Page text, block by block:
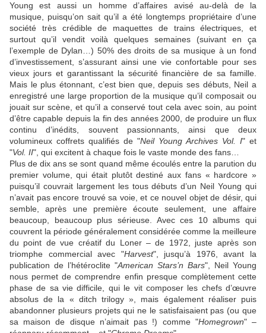
Young est aussi un homme d’affaires avisé au-delà de la
musique, puisqu’on sait qu’il a été longtemps propriétaire d’une
société très crédible de maquettes de trains électriques, et
surtout qu’il vendit voilà quelques semaines (suivant en ça
l’exemple de Dylan …) 50% des droits de sa musique à un fond
d’investissement, s’assurant ainsi une vie confortable pour ses
vieux jours et garantissant la sécurité financière de sa famille.
Mais le plus étonnant, c’est bien que, depuis ses débuts, Neil a
enregistré une large proportion de la musique qu’il composait ou
jouait sur scène, et qu’il a conservé tout cela avec soin, au point
d’être capable depuis la fin des années 2000, de produire un flux
continu d’inédits, souvent passionnants, ainsi que deux
volumineux coffrets qualifiés de "Neil Young Archives Vol. I" et
"Vol. II", qui excitent à chaque fois le vaste monde des fans…
Plus de dix ans se sont quand même écoulés entre la parution du
premier volume, qui était plutôt destiné aux fans « hardcore »
puisqu’il couvrait largement les tous débuts d’un Neil Young qui
n’avait pas encore trouvé sa voie, et ce nouvel objet de désir, qui
semble, après une première écoute seulement, une affaire
beaucoup, beaucoup plus sérieuse. Avec ces 10 albums qui
couvrent la période généralement considérée comme la meilleure
du point de vue créatif du Loner – de 1972, juste après son
triomphe commercial avec "Harvest", jusqu’à 1976, avant la
publication de l’hétéroclite "American Stars’n Bars", Neil Young
nous permet de comprendre enfin presque complètement cette
phase de sa vie difficile, qui le vit composer les chefs d’œuvre
absolus de la « ditch trilogy », mais également réaliser puis
abandonner plusieurs projets qui ne le satisfaisaient pas (ou que
sa maison de disque n’aimait pas !) comme "Homegrown" –